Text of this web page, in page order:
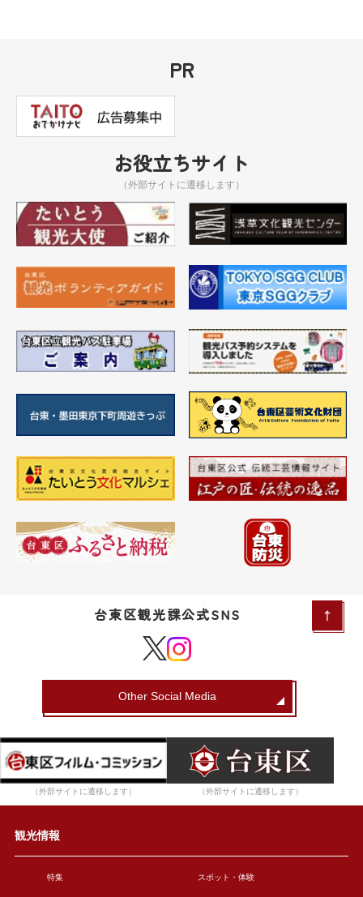
PR
お役立ちサイト
（外部サイトに遷移します）
台東区観光課公式SNS
Other Social Media
（外部サイトに遷移します） （外部サイトに遷移します）
観光情報
特集 スポット・体験